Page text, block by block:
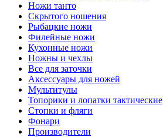
Ножи танто
Скрытого ношения
Рыбацкие ножи
Филейные ножи
Кухонные ножи
Ножны и чехлы
Все для заточки
Аксессуары для ножей
Мультитулы
Топорики и лопатки тактические
Стопки и фляги
Фонари
Производители